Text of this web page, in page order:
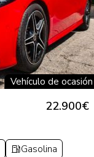
Vehículo de ocasión
22.900€
Gasolina